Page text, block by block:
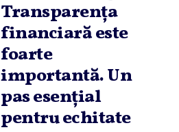
Transparenţa
financiară este
foarte
importantă. Un
pas esenţial
pentru echitate